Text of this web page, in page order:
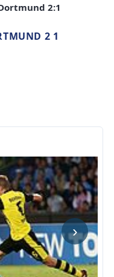
2:1
2 1
›